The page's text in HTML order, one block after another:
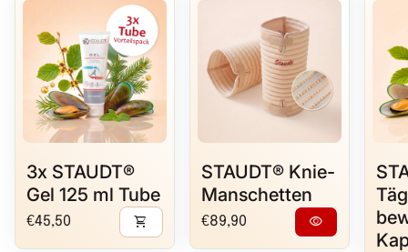
3x STAUDT®
Gel 125 ml Tube
Regulärer Preis
€45,50 shopping_cart
STAUDT® Knie-
Manschetten
Regulärer Preis
€89,90 visibility